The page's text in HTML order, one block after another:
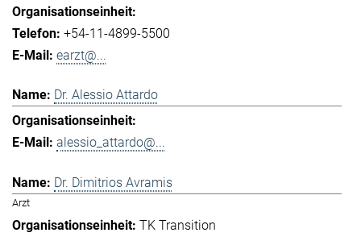
+54-11-4899-5500
earzt@...
Dr. Alessio Attardo
alessio_attardo@...
Dr. Dimitrios Avramis
Arzt
TK Transition